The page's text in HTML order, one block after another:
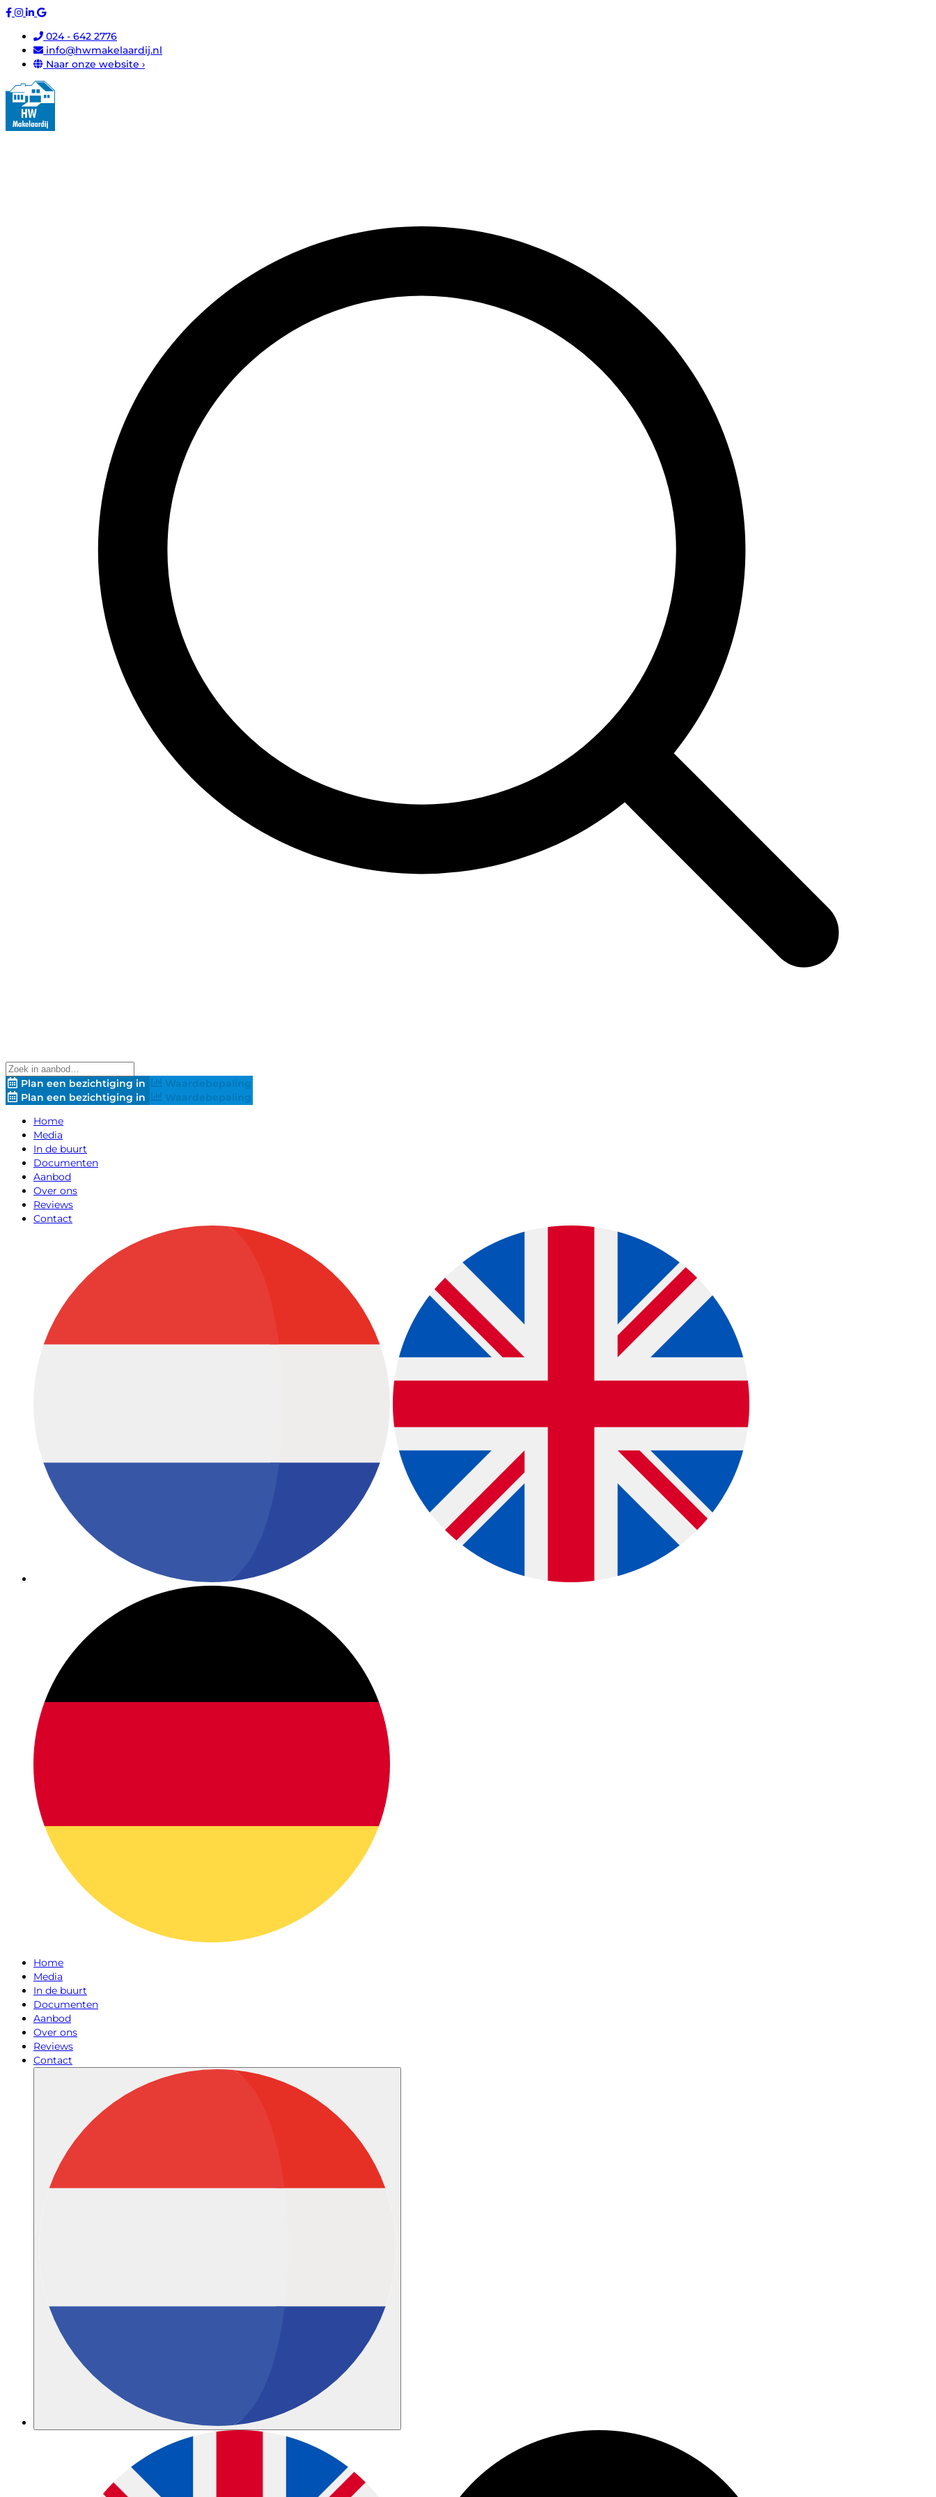
024 - 642 2776
info@hwmakelaardij.nl
Naar onze website ›
Plan een bezichtiging in
Waardebepaling
Plan een bezichtiging in
Waardebepaling
Home
Media
In de buurt
Documenten
Aanbod
Over ons
Reviews
Contact
Home
Media
In de buurt
Documenten
Aanbod
Over ons
Reviews
Contact